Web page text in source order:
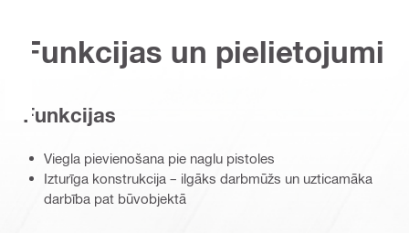
Funkcijas un pielietojumi
Funkcijas
Viegla pievienošana pie naglu pistoles
Izturīga konstrukcija – ilgāks darbmūžs un uzticamāka
darbība pat būvobjektā